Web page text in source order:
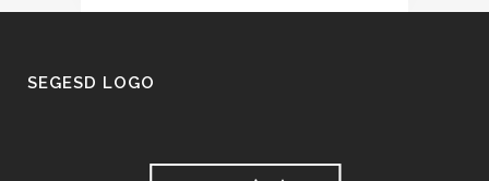
SEGESD LOGO